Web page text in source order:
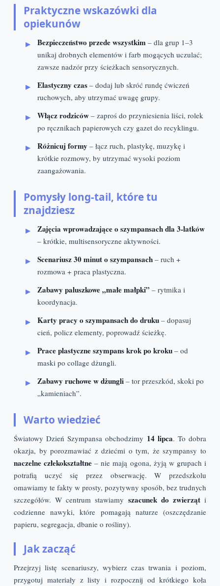
Praktyczne wskazówki dla
opiekunów
Bezpieczeństwo przede wszystkim – dla grup 1–3
unikaj drobnych elementów i farb mogących uczulać;
zawsze nadzór przy ścieżkach sensorycznych.
Elastyczny czas – dodaj lub skróć rundę ćwiczeń
ruchowych, aby utrzymać uwagę grupy.
Włącz rodziców – zaproś do przyniesienia liści, rolek
po ręcznikach papierowych czy gazet do recyklingu.
Różnicuj formy – łącz ruch, plastykę, muzykę i
krótkie rozmowy, by utrzymać wysoki poziom
zaangażowania.
Pomysły long‑tail, które tu
znajdziesz
Zajęcia wprowadzające o szympansach dla 3‑latków
– krótkie, multisensoryczne aktywności.
Scenariusz 30 minut o szympansach – ruch +
rozmowa + praca plastyczna.
Zabawy paluszkowe „małe małpki” – rytmika i
koordynacja.
Karty pracy o szympansach do druku – dopasuj
cień, policz elementy, poprowadź ścieżkę.
Prace plastyczne szympans krok po kroku – od
maski po collage dżungli.
Zabawy ruchowe w dżungli – tor przeszkód, skoki po
„kamieniach”.
Warto wiedzieć
Światowy Dzień Szympansa obchodzimy 14 lipca. To dobra
okazja, by porozmawiać z dziećmi o tym, że szympansy to
naczelne człekokształtne – nie mają ogona, żyją w grupach i
potrafią uczyć się przez obserwację. W przedszkolu
omawiamy te fakty w prosty, pozytywny sposób, bez trudnych
szczegółów. W centrum stawiamy szacunek do zwierząti
codzienne nawyki, które pomagają naturze (oszczędzanie
papieru, segregacja, dbanie o rośliny).
Jak zacząć
Przejrzyj listę scenariuszy, wybierz czas trwania i poziom,
przygotuj materiały z listy i rozpocznij od krótkiego koła